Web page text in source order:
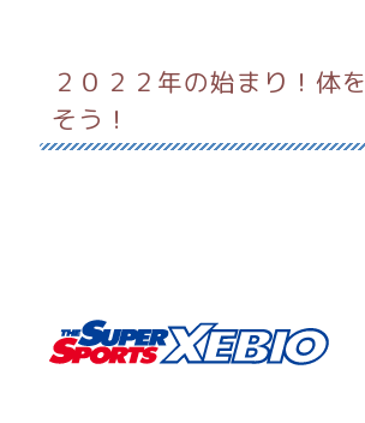
２０２２年の始まり！体
そう！